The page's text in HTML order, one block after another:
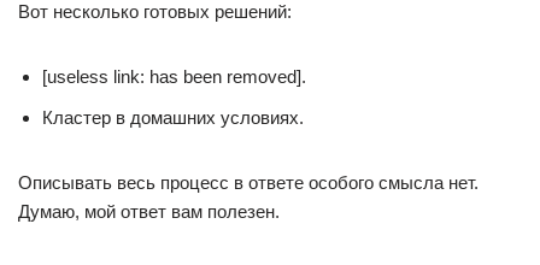
Вот несколько готовых решений:
[useless link: has been removed].
Кластер в домашних условиях.
Описывать весь процесс в ответе особого смысла нет.
Думаю, мой ответ вам полезен.